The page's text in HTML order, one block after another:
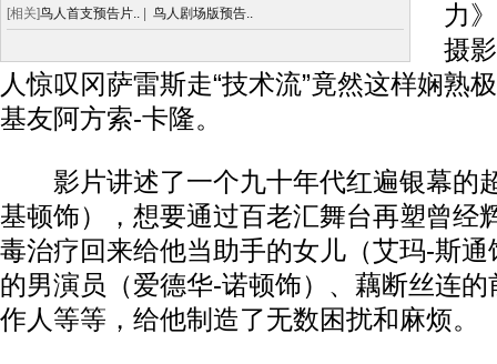
[相关]鸟人首支预告片.. 鸟人剧场版预告..
力
摄
人惊叹冈萨雷斯走“技术流”竟然这样娴熟
基友阿方索-卡隆。
影片讲述了一个九十年代红遍银幕的
基顿饰），想要通过百老汇舞台再塑曾经
毒治疗回来给他当助手的女儿（艾玛-斯
的男演员（爱德华-诺顿饰）、藕断丝连
作人等等，给他制造了无数困扰和麻烦。